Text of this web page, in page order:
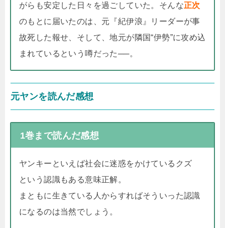
がらも安定した日々を過ごしていた。そんな正次
のもとに届いたのは、元『紀伊浪』リーダーが事
故死した報せ、そして、地元が隣国“伊勢”に攻め込
まれているという噂だった──。
元ヤンを読んだ感想
1巻まで読んだ感想
ヤンキーといえば社会に迷惑をかけているクズ
という認識もある意味正解。
まともに生きている人からすればそういった認識
になるのは当然でしょう。